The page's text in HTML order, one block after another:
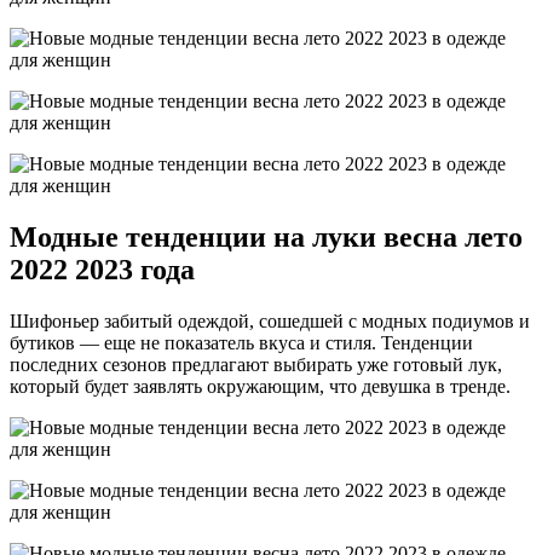
Модные тенденции на луки весна лето
2022 2023 года
Шифоньер забитый одеждой, сошедшей с модных подиумов и
бутиков — еще не показатель вкуса и стиля. Тенденции
последних сезонов предлагают выбирать уже готовый лук,
который будет заявлять окружающим, что девушка в тренде.